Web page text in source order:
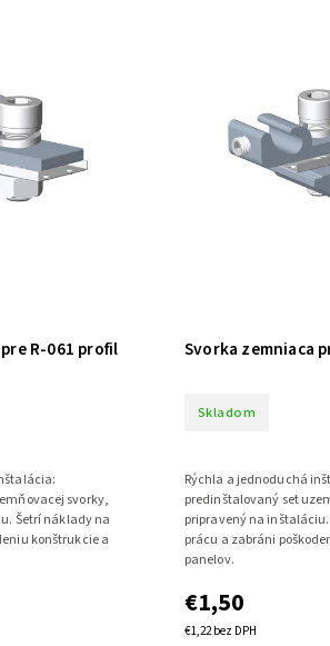
R-061 profil
svorky,
Šetrí náklady na
konštrukcie a
Svorka zemniaca
Skladom
€1,22 bez DPH
€1,50
Rýchla a jednoduchá
predinštalovaný set
pripravený na
prácu a zabráni
panelov.